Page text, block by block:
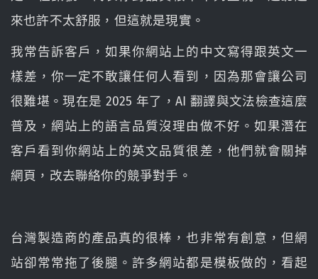
來也許不太舒服，但這就是現實。
我常告訴客戶，如果你網站上的中文寫得跟英文一
樣差，你一定不敢讓任何人看到，因為那會讓公司
很難堪。現在是 2025 年了，AI 翻譯與文法檢查這麼
普及，網站上的語言品質沒理由做不好。如果潛在
客戶看到你網站上的英文品質很差，他們就會關掉
網頁，改去聯絡你的競爭對手。
台灣製造商的產品真的很棒，也非常有創意，但網
站卻常常拖了後腿。許多網站都是模板做的，看起